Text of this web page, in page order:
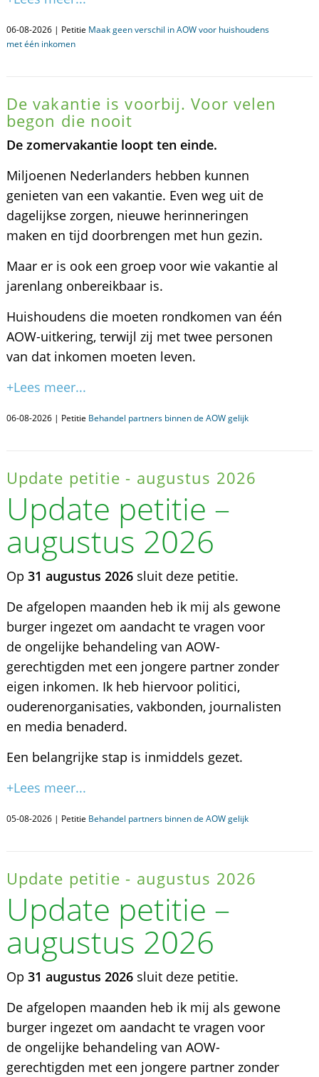
06-08-2026 | Petitie Maak geen verschil in AOW voor huishoudens
met één inkomen
De vakantie is voorbij. Voor velen
begon die nooit
De zomervakantie loopt ten einde.
Miljoenen Nederlanders hebben kunnen
genieten van een vakantie. Even weg uit de
dagelijkse zorgen, nieuwe herinneringen
maken en tijd doorbrengen met hun gezin.
Maar er is ook een groep voor wie vakantie al
jarenlang onbereikbaar is.
Huishoudens die moeten rondkomen van één
AOW-uitkering, terwijl zij met twee personen
van dat inkomen moeten leven.
+Lees meer...
06-08-2026 | Petitie Behandel partners binnen de AOW gelijk
Update petitie - augustus 2026
Update petitie –
augustus 2026
Op 31 augustus 2026sluit deze petitie.
De afgelopen maanden heb ik mij als gewone
burger ingezet om aandacht te vragen voor
de ongelijke behandeling van AOW-
gerechtigden met een jongere partner zonder
eigen inkomen. Ik heb hiervoor politici,
ouderenorganisaties, vakbonden, journalisten
en media benaderd.
Een belangrijke stap is inmiddels gezet.
+Lees meer...
05-08-2026 | Petitie Behandel partners binnen de AOW gelijk
Update petitie - augustus 2026
Update petitie –
augustus 2026
Op 31 augustus 2026sluit deze petitie.
De afgelopen maanden heb ik mij als gewone
burger ingezet om aandacht te vragen voor
de ongelijke behandeling van AOW-
gerechtigden met een jongere partner zonder